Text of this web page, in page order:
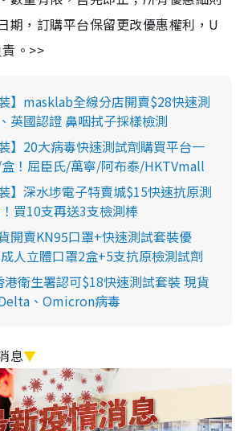
期，訂購平台保留更改優惠權利，U
。>>
】masklab全線分店開賣$28快速測
英國認證 鼻咽拭子採樣檢測
】20大病毒快速測試劑購買平台一
！屈臣氏/萬寧/阿布泰/HKTVmall
】深水埗電子特賣城$15快速抗原測
買10支再送3支檢測棒
開賣KN95口罩+快速測試套裝優
人立體口罩2盒+5支抗原檢測試劑
港衛生署認可$18快速測試套裝 現貨
、Omicron病毒
息▼